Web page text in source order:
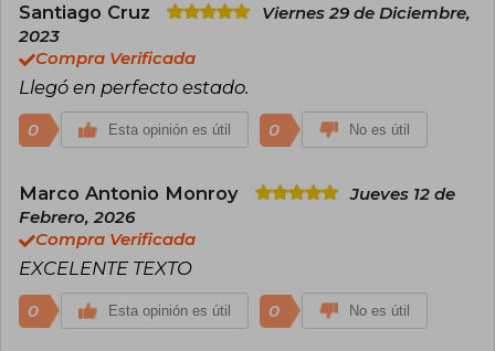
Santiago Cruz
Viernes 29 de Diciembre,
2023
Compra Verificada
Llegó en perfecto estado.
0 Esta opinión es útil 0 No es útil
Marco Antonio Monroy
Jueves 12 de
Febrero, 2026
Compra Verificada
EXCELENTE TEXTO
0 Esta opinión es útil 0 No es útil